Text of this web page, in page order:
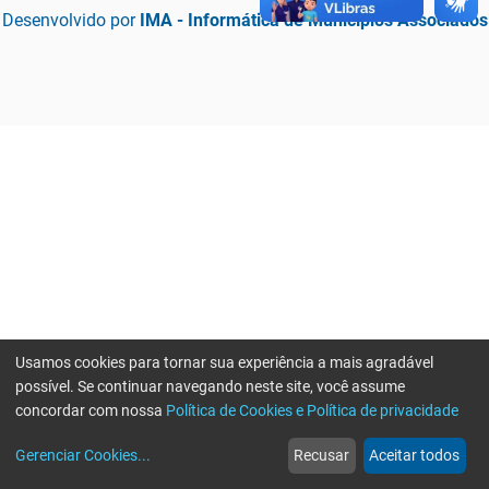
Desenvolvido por IMA - Informática de Municípios Associados
web
Notícias
more_horiz
Mais
Usamos cookies para tornar sua experiência a mais agradável
possível. Se continuar navegando neste site, você assume
concordar com nossa Política de Cookies e Política de privacidade
Gerenciar Cookies... Recusar Aceitar todos
Erro ao enviar informações, por favor tente novamente